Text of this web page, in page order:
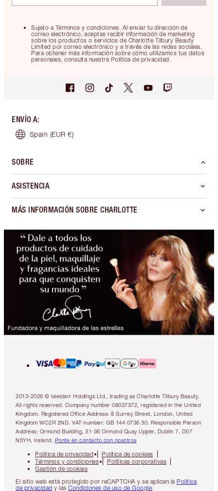
Sujeto a Términos y condiciones. Al enviar tu dirección de
correo electrónico, aceptas recibir información de marketing
sobre los productos o servicios de Charlotte Tilbury Beauty
Limited por correo electrónico y a través de las redes sociales.
Para obtener más información sobre cómo utilizamos tus datos
personales, consulta nuestra Política de privacidad.
ENVÍO A:
Spain (EUR €)
SOBRE
ASISTENCIA
MÁS INFORMACIÓN SOBRE CHARLOTTE
2013-2026 © Islestarr Holdings Ltd., trading as Charlotte Tilbury Beauty.
All rights reserved. Company number 08037372, registered in the United
Kingdom. Registered Office Address: 8 Surrey Street, London, United
Kingdom WC2R 2ND. VAT number: GB 144 0736 30. Responsible Person
Address: Ormond Building, 31-36 Ormond Quay Upper, Dublin 7, D07
N5YH, Ireland. Ponte en contacto con nosotros
Política de privacidad
Política de cookies
Términos y condiciones
Políticas corporativas
Gestión de cookies
El sitio web está protegido por reCAPTCHA y se aplican la Política
de privacidad y las Condiciones de uso de Google.